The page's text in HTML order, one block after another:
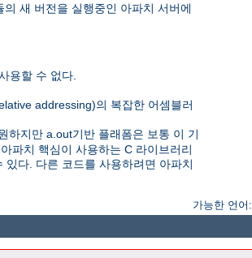
새 버전을 실행중인 아파치 서버에
용할 수 없다.
addressing)의 복잡한 어셈블러
하지만 a.out기반 플래폼은 보통 이 기
파치 핵심이 사용하는 C 라이브러리
있다. 다른 코드를 사용하려면 아파치
가능한 언어: